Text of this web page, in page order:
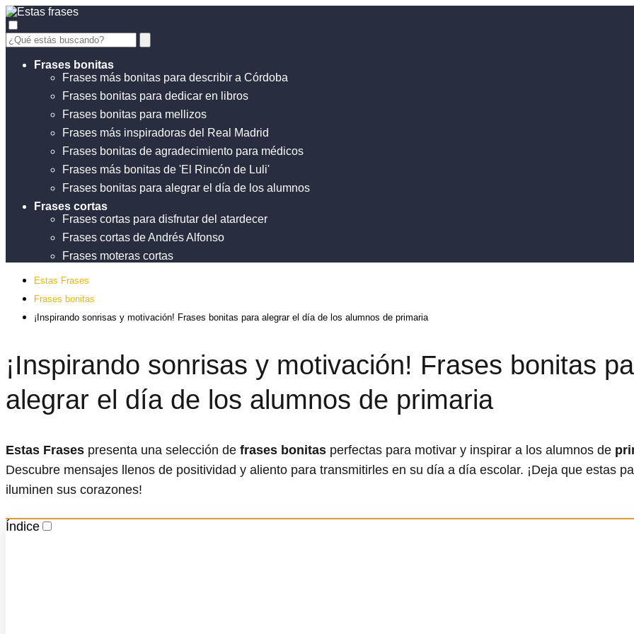
Frases bonitas
Frases más bonitas para describir a Córdoba
Frases bonitas para dedicar en libros
Frases bonitas para mellizos
Frases más inspiradoras del Real Madrid
Frases bonitas de agradecimiento para médicos
Frases más bonitas de 'El Rincón de Luli'
Frases bonitas para alegrar el día de los alumnos
Frases cortas
Frases cortas para disfrutar del atardecer
Frases cortas de Andrés Alfonso
Frases moteras cortas
Estas Frases
Frases bonitas
¡Inspirando sonrisas y motivación! Frases bonitas para alegrar el día de los alumnos de primaria
¡Inspirando sonrisas y motivación! Frases bonitas
alegrar el día de los alumnos de primaria
Estas Frases presenta una selección de frases bonitas perfectas para motivar y inspirar a los alumnos de
Descubre mensajes llenos de positividad y aliento para transmitirles en su día a día escolar. ¡Deja que estas
iluminen sus corazones!
Índice